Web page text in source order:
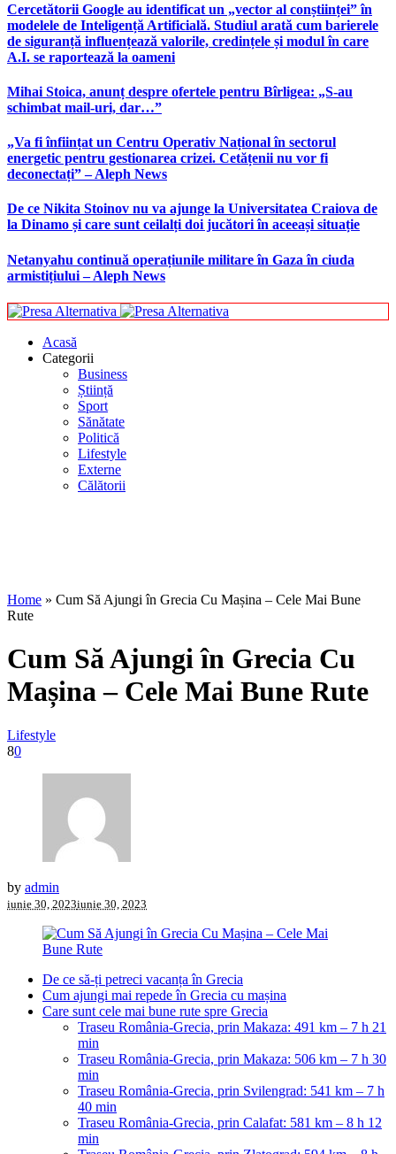
Cercetătorii Google au identificat un „vector al conștiinței” în
modelele de Inteligență Artificială. Studiul arată cum barierele
de siguranță influențează valorile, credințele și modul în care
A.I. se raportează la oameni
Mihai Stoica, anunț despre ofertele pentru Bîrligea: „S-au
schimbat mail-uri, dar…”
„Va fi înființat un Centru Operativ Național în sectorul
energetic pentru gestionarea crizei. Cetățenii nu vor fi
deconectați” – Aleph News
De ce Nikita Stoinov nu va ajunge la Universitatea Craiova de
la Dinamo și care sunt ceilalți doi jucători în aceeași situație
Netanyahu continuă operațiunile militare în Gaza în ciuda
armistițiului – Aleph News
Acasă
Categorii
Business
Știință
Sport
Sănătate
Politică
Lifestyle
Externe
Călătorii
Home » Cum Să Ajungi în Grecia Cu Mașina – Cele Mai Bune
Rute
Cum Să Ajungi în Grecia Cu
Mașina – Cele Mai Bune Rute
Lifestyle
80
by admin
iunie 30, 2023iunie 30, 2023
De ce să-ți petreci vacanța în Grecia
Cum ajungi mai repede în Grecia cu mașina
Care sunt cele mai bune rute spre Grecia
Traseu România-Grecia, prin Makaza: 491 km – 7 h 21
min
Traseu România-Grecia, prin Makaza: 506 km – 7 h 30
min
Traseu România-Grecia, prin Svilengrad: 541 km – 7 h
40 min
Traseu România-Grecia, prin Calafat: 581 km – 8 h 12
min